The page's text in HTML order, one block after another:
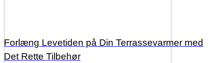
Forlæng Levetiden på Din Terrassevarmer med
Det Rette Tilbehør